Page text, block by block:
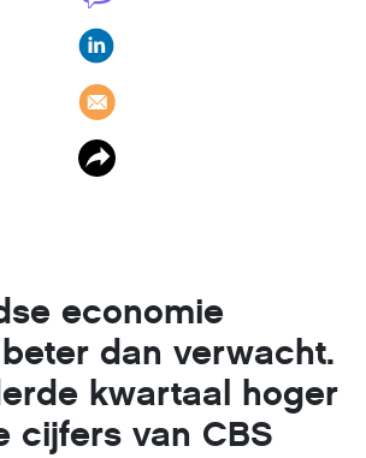
economie
dan verwacht.
kwartaal hoger
cijfers van CBS